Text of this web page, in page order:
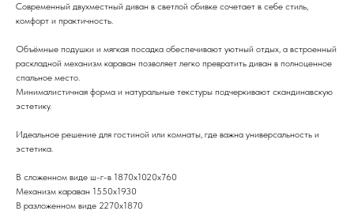
Современный двухместный диван в светлой обивке сочетает в себе стиль,
комфорт и практичность.
Объёмные подушки и мягкая посадка обеспечивают уютный отдых, а встроенный
раскладной механизм караван позволяет легко превратить диван в полноценное
спальное место.
Минималистичная форма и натуральные текстуры подчеркивают скандинавскую
эстетику.
Идеальное решение для гостиной или комнаты, где важна универсальность и
эстетика.
В сложенном виде ш-г-в 1870х1020х760
Механизм караван 1550х1930
В разложенном виде 2270х1870